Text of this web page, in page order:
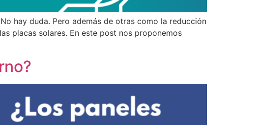
hay duda. Pero además de otras como la reducción
placas solares. En este post nos proponemos